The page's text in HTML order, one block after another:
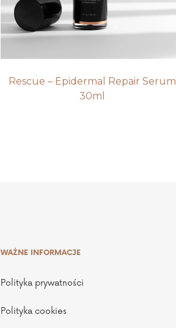
Rescue – Epidermal Repair Serum
30ml
WAŻNE INFORMACJE
Polityka prywatności
Polityka cookies